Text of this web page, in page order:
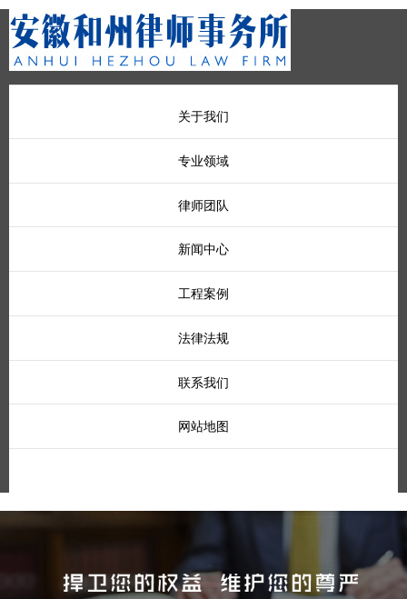
关于我们
专业领域
律师团队
新闻中心
工程案例
法律法规
联系我们
网站地图